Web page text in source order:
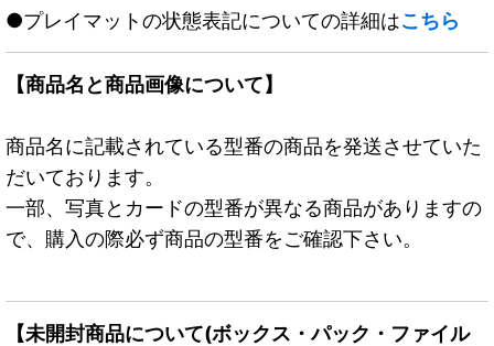
●プレイマットの状態表記についての詳細はこちら
【商品名と商品画像について】
商品名に記載されている型番の商品を発送させていた
だいております。
一部、写真とカードの型番が異なる商品がありますの
で、購入の際必ず商品の型番をご確認下さい。
【未開封商品について(ボックス・パック・ファイル